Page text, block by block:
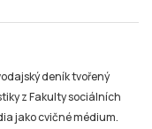
deník tvořený
z Fakulty sociálních
jako cvičné médium.